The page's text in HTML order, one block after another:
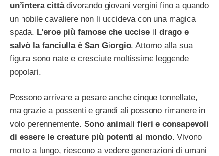
un’intera cittàdivorando giovani vergini fino a quando
un nobile cavaliere non li uccideva con una magica
spada. L’eroe più famose che uccise il drago e
salvò la fanciulla è San Giorgio. Attorno alla sua
figura sono nate e cresciute moltissime leggende
popolari.
Possono arrivare a pesare anche cinque tonnellate,
ma grazie a possenti e grandi ali possono rimanere in
volo perennemente. Sono animali fieri e consapevoli
di essere le creature più potenti al mondo. Vivono
molto a lungo, riescono a vedere generazioni di umani